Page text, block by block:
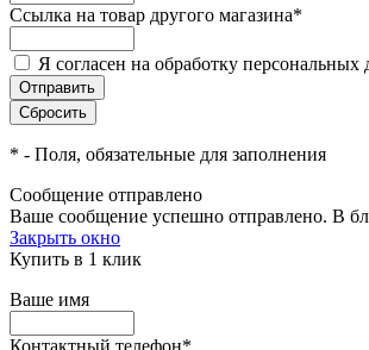
Ссылка на товар другого магазина*
Я согласен на обработку персональных
* - Поля, обязательные для заполнения
Сообщение отправлено
Ваше сообщение успешно отправлено. В
Закрыть окно
Купить в 1 клик
Ваше имя
Контактный телефон*